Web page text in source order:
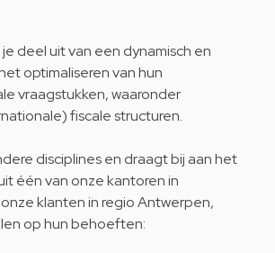
deel uit van een dynamisch en
optimaliseren van hun
vraagstukken, waaronder
fiscale structuren.
disciplines en draagt bij aan het
één van onze kantoren in
klanten in regio Antwerpen,
op hun behoeften: